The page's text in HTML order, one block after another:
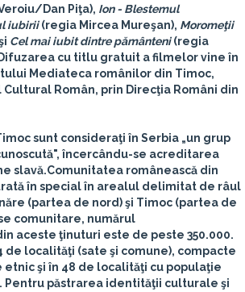
Dan Piţa), Ion - Blestemul
iubirii(regia Mircea Mureşan), Moromeţii
Cel mai iubit dintre pământeni(regia
cu titlu gratuit a filmelor vine în
Mediateca românilor din Timoc,
Român, prin Direcţia Români din
sunt consideraţi în Serbia „un grup
încercându-se acreditarea
slavă.Comunitatea românească din
în special în arealul delimitat de râul
(partea de nord) şi Timoc (partea de
comunitare, numărul
aceste ţinuturi este de peste 350.000.
de localităţi (sate şi comune), compacte
şi în 48 de localităţi cu populaţie
Pentru păstrarea identităţii culturale şi